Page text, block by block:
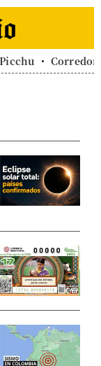
Corredor